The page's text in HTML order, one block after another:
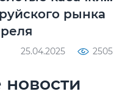
рынка
25.04.2025 2505